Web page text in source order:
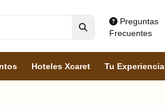
Preguntas
Frecuentes
Hoteles Xcaret Tu Experiencia